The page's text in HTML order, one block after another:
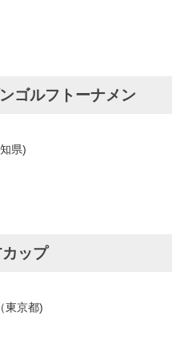
ゴルフトーナメン
県)
ップ
東京都)